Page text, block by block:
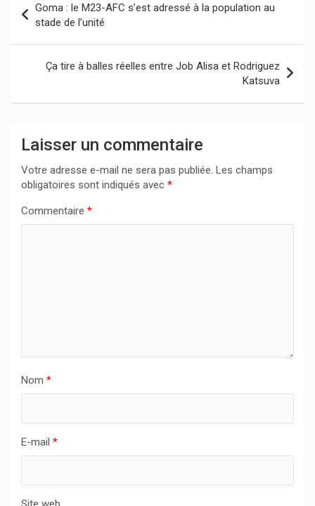
de
l’article
Goma : le M23-AFC s’est adressé à la population au
stade de l’unité
Ça tire à balles réelles entre Job Alisa et Rodriguez
Katsuva
Laisser un commentaire
Votre adresse e-mail ne sera pas publiée. Les champs
obligatoires sont indiqués avec *
Commentaire *
Nom *
E-mail *